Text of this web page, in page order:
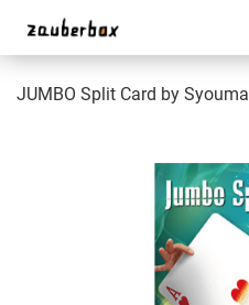
JUMBO Split Card by Syouma